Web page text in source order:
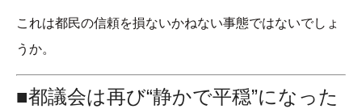
これは都民の信頼を損ないかねない事態ではないでしょ
うか。
■都議会は再び“静かで平穏”になった